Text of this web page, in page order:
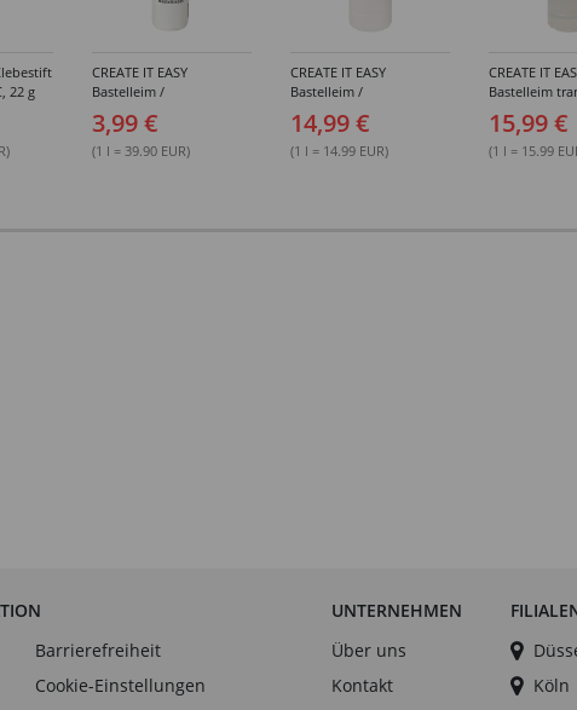
22 g
CREATE IT EASY
Bastelleim /
Buchbinderleim, 100 ml
3,99 €
(1 l = 39.90 EUR)
CREATE IT EASY
Bastelleim /
Buchbinderleim, 1000 ml
14,99 €
(1 l = 14.99 EUR)
CREATE IT
Bastelleim
ohne
1000 ml
15,99 €
(1 l = 15.99
Barrierefreiheit
Cookie-Einstellungen
UNTERNEHMEN
Über uns
Kontakt
Köln